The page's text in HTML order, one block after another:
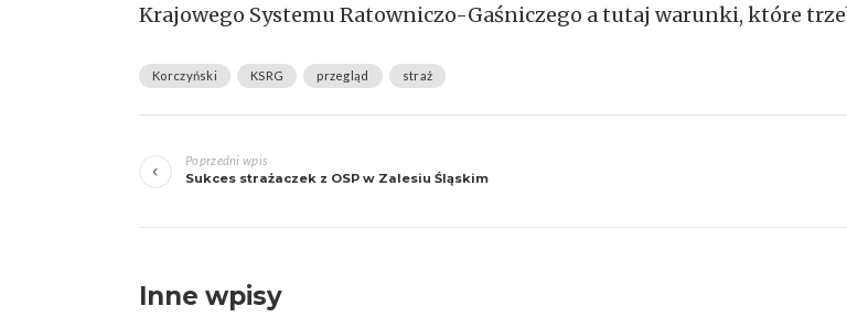
Krajowego Systemu Ratowniczo-Gaśniczego a tutaj warunki, które
Korczyński KSRG przegląd straż
wpisy
Poprzedni wpis
Sukces strażaczek z OSP w Zalesiu Śląskim
Inne wpisy